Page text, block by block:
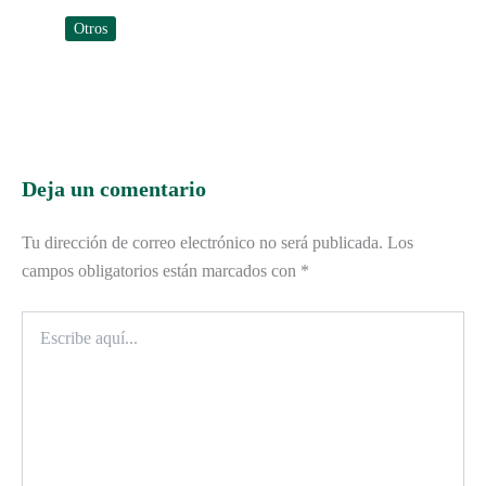
Otros
Deja un comentario
Tu dirección de correo electrónico no será publicada. Los
campos obligatorios están marcados con *
aquí...